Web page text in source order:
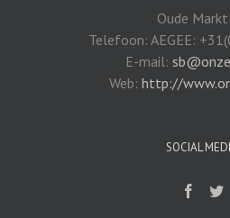
Oude
Telefoon: AEGEE:
E-mail:
Web: http://
SOCIAL